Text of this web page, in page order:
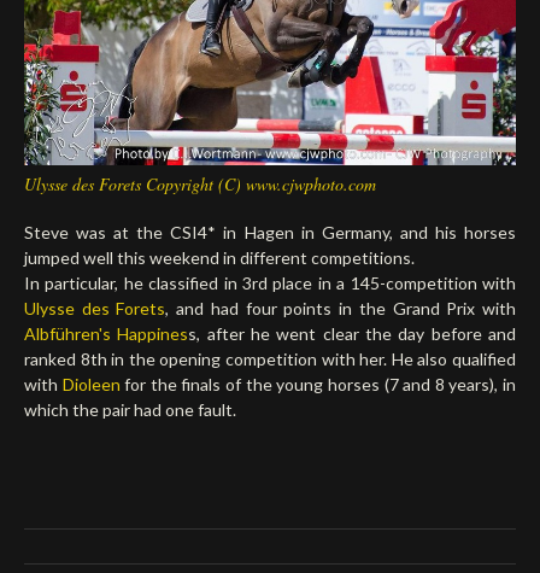
Deutsch
Ulysse des Forets Copyright (C) www.cjwphoto.com
Steve was at the CSI4* in Hagen in Germany, and his horses
jumped well this weekend in different competitions.
In particular, he classified in 3rd place in a 145-competition with
Ulysse des Forets, and had four points in the Grand Prix with
Albführen's Happiness, after he went clear the day before and
ranked 8th in the opening competition with her. He also qualified
with Dioleen for the finals of the young horses (7 and 8 years), in
which the pair had one fault.